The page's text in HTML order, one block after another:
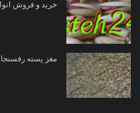
خرید و فروش
مغز پسته